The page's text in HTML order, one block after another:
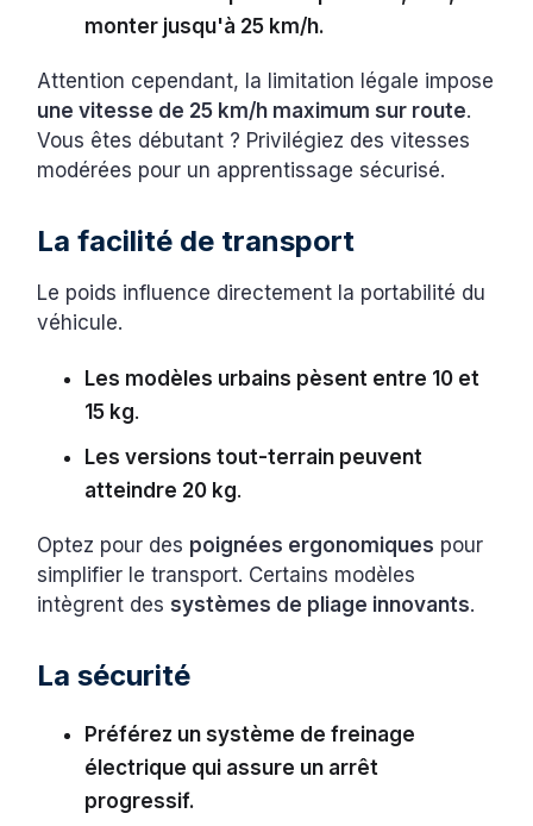
monter jusqu'à 25 km/h.
Attention cependant, la limitation légale impose
une vitesse de 25 km/h maximum sur route.
Vous êtes débutant ? Privilégiez des vitesses
modérées pour un apprentissage sécurisé.
La facilité de transport
Le poids influence directement la portabilité du
véhicule.
Les modèles urbains pèsent entre 10 et
15 kg.
Les versions tout-terrain peuvent
atteindre 20 kg.
Optez pour des poignées ergonomiques pour
simplifier le transport. Certains modèles
intègrent dessystèmes de pliage innovants.
La sécurité
Préférez un système de freinage
électrique qui assure un arrêt
progressif.